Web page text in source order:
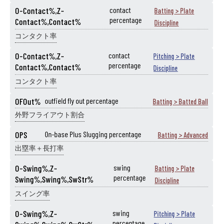
O-Contact%,Z-
Contact%,Contact%
contact
percentage
Batting > Plate
Discipline
コンタクト率
O-Contact%,Z-
Contact%,Contact%
contact
percentage
Pitching > Plate
Discipline
コンタクト率
OFOut% outfield fly out percentage Batting > Batted Ball
外野フライアウト割合
OPS On-base Plus Slugging percentage Batting > Advanced
出塁率＋長打率
O-Swing%,Z-
Swing%,Swing%,SwStr%
swing
percentage
Batting > Plate
Discipline
スイング率
O-Swing%,Z-
swing
Pitching > Plate